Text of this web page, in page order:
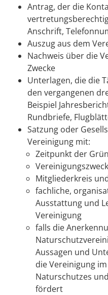
Antrag, der die
Anschrift,
Auszug aus dem
Nachweis über die
Zwecke
Unterlagen, die die
den vergangenen
Beispiel
Rundbriefe,
Satzung oder
Vereinigung mit:
Zeitpunkt der
Vereinigungszweck
Mitgliederkreis
fachliche,
Ausstattung und
Vereinigung
falls die
Aussagen und
die Vereinigung
Naturschutzes
fördert